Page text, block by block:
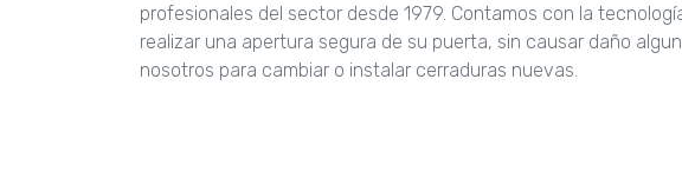
profesionales del sector desde 1979. Contamos con la
realizar una apertura segura de su puerta, sin causar daño
nosotros para cambiar o instalar cerraduras nuevas.